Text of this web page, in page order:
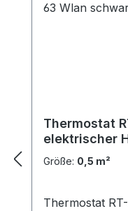
Thermostat
elektrischer
Fliesen 200
Größe: 0,5 m²
Thermostat